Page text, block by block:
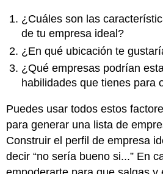
¿Cuáles son las
de tu empresa ideal?
¿En qué ubicación te
¿Qué empresas podrían
habilidades que tienes para
Puedes usar todos estos
para generar una lista de
Construir el perfil de empresa
decir “no sería bueno si...” En